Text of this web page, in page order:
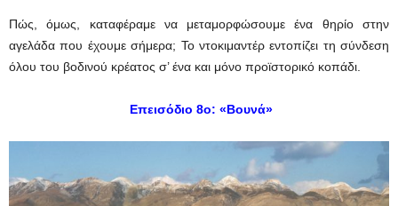
Πώς, όμως, καταφέραμε να μεταμορφώσουμε ένα θηρίο στην
αγελάδα που έχουμε σήμερα; Το ντοκιμαντέρ εντοπίζει τη σύνδεση
όλου του βοδινού κρέατος σ’ ένα και μόνο προϊστορικό κοπάδι.
Επεισόδιο 8ο: «Βουνά»